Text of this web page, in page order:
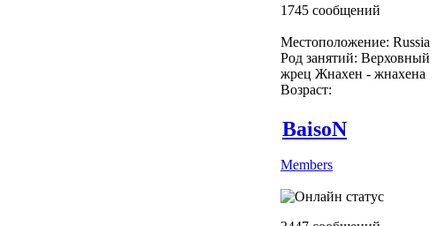
1745 сообщений
Местоположение: Russia
Род занятий: Верховный
жрец Жнахен - жнахена
Возраст:
BaisoN
Members